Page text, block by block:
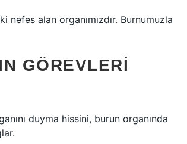
alan organımızdır. Burnumuzla
GÖREVLERI
duyma hissini, burun organında